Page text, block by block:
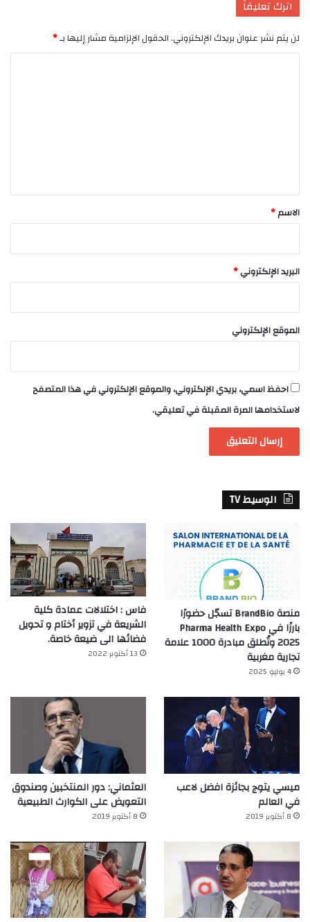
اترك تعليقاً
لن يتم نشر عنوان بريدك الإلكتروني.الحقول الإلزامية مشار إليها بـ*
*
الاسم*
البريد الإلكتروني*
الموقع الإلكتروني
احفظ اسمي، بريدي الإلكتروني، والموقع الإلكتروني في هذا المتصفح
لاستخدامها المرة المقبلة في تعليقي.
الوسيط TV
منصة BrandBio تسجّل حضورًا
بارزًا في Pharma Health Expo
2025 وتُطلق مبادرة 1000 علامة
تجارية مغربية
4 يوليو 2025
فاس : اختلالات عمادة كلية
الشريعة في تزوير أختام و تحويل
فضائها الى ضيعة خاصة.
13 أكتوبر 2022
ميسي يتوج بجائزة افضل لاعب
في العالم‎
8 أكتوبر 2019
العثماني: دور المنتخبين وصندوق
التعويض على الكوارث الطبيعية
8 أكتوبر 2019